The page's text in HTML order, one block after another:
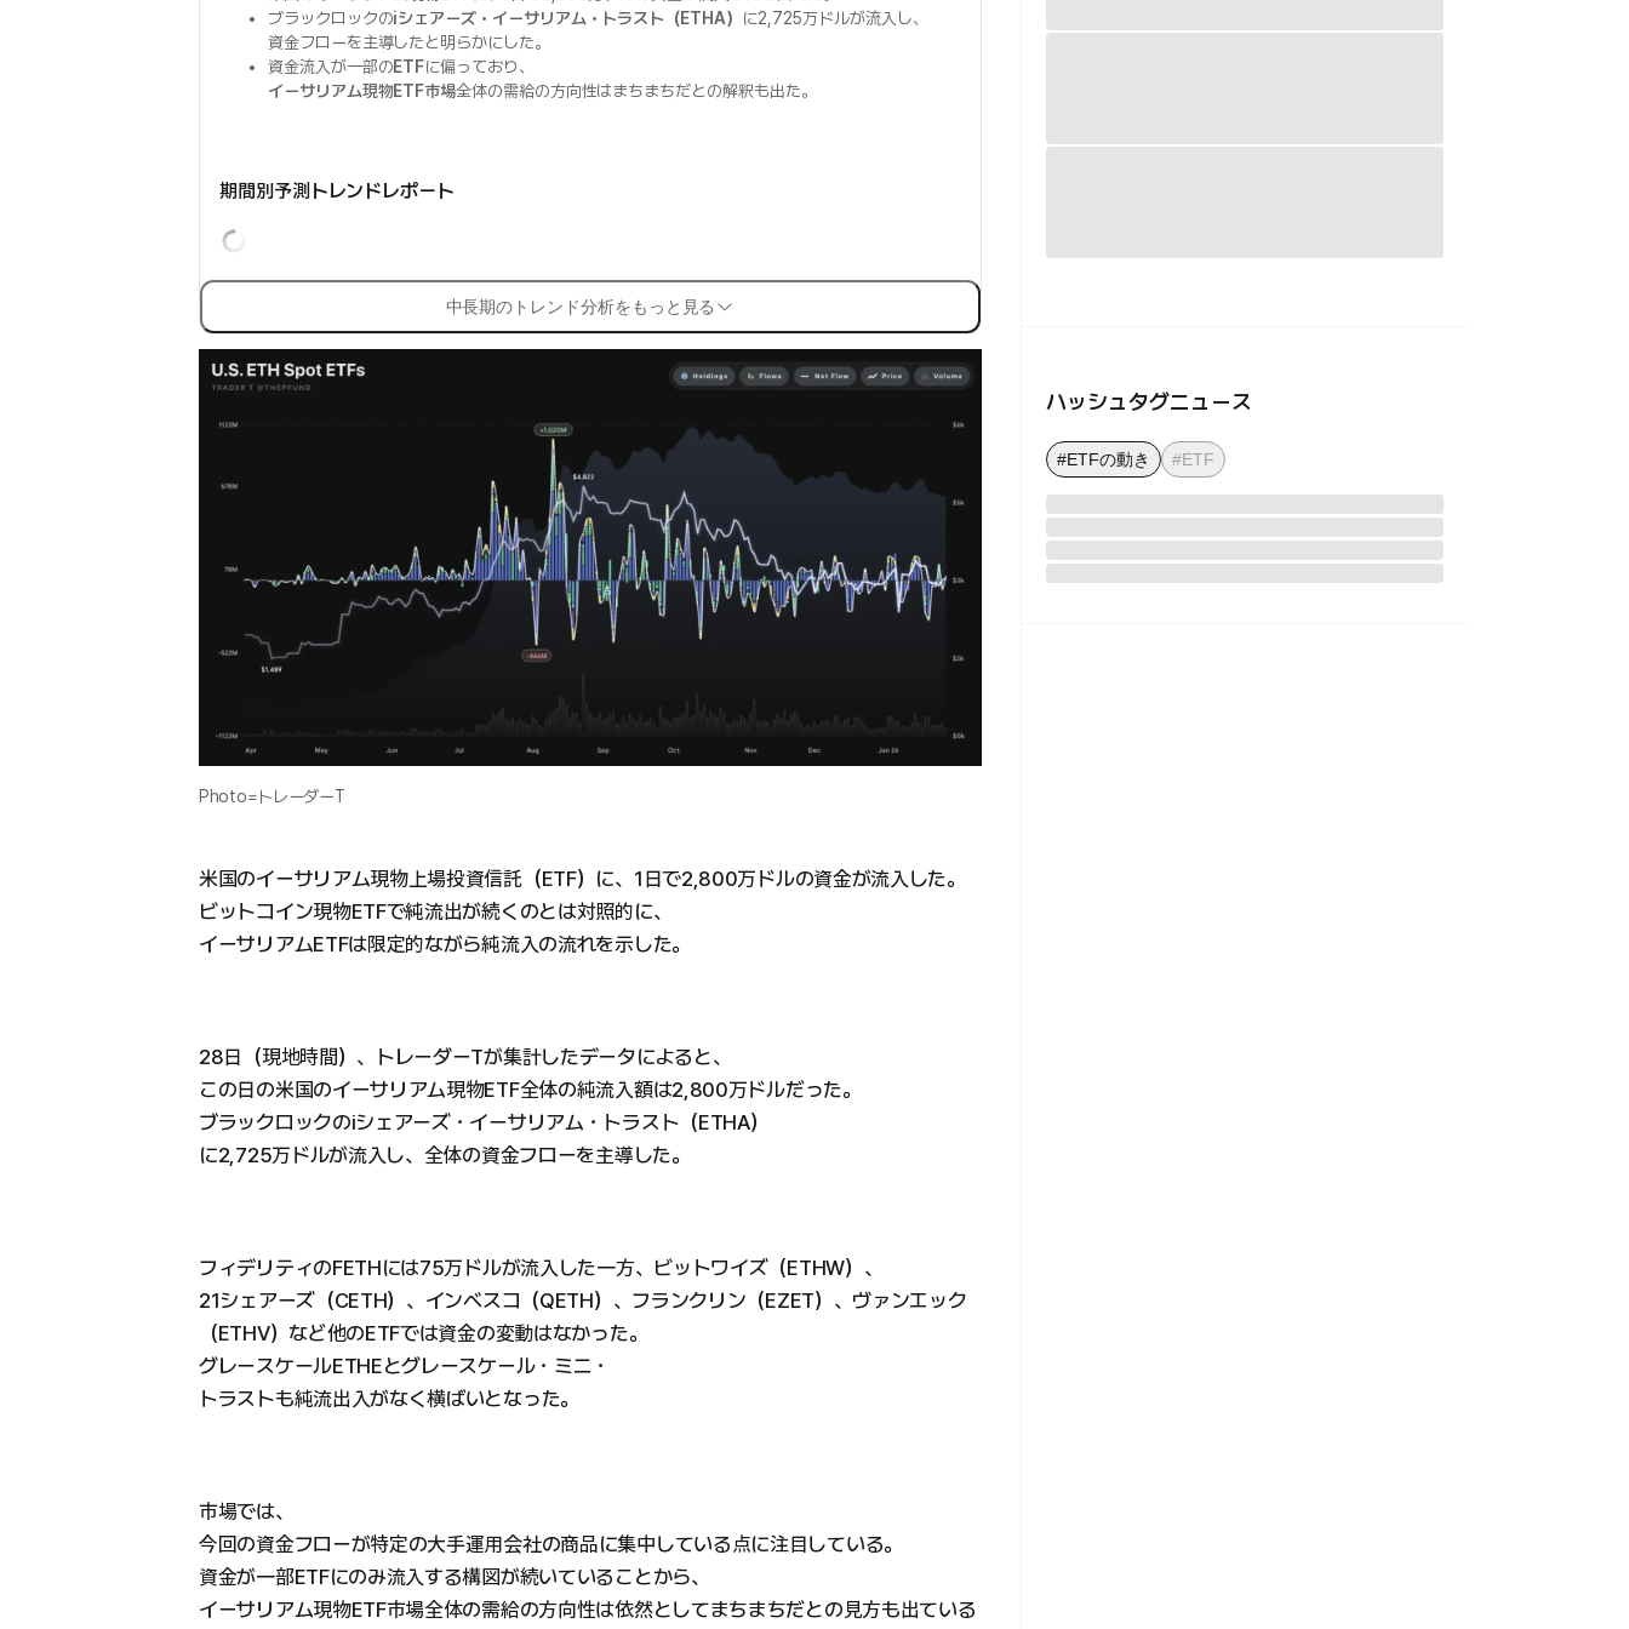
ブラックロックのiシェアーズ・イーサリアム・トラスト（ETHA）
に2,725万ドルが流入し、
資金フローを主導したと明らかにした。
資金流入が一部のETFに偏っており、
イーサリアム現物ETF市場全体の需給の方向性はまちまちだとの解釈も出た。
期間別予測トレンドレポート
中長期のトレンド分析をもっと見る
Photo=トレーダーT
米国のイーサリアム現物上場投資信託（ETF）に、1日で2,800万ドルの資金が流入した。
ビットコイン現物ETFで純流出が続くのとは対照的に、
イーサリアムETFは限定的ながら純流入の流れを示した。
28日（現地時間）、トレーダーTが集計したデータによると、
この日の米国のイーサリアム現物ETF全体の純流入額は2,800万ドルだった。
ブラックロックのiシェアーズ・イーサリアム・トラスト（ETHA）
に2,725万ドルが流入し、全体の資金フローを主導した。
フィデリティのFETHには75万ドルが流入した一方、ビットワイズ（ETHW）、
21シェアーズ（CETH）、インベスコ（QETH）、フランクリン（EZET）、ヴァンエック
（ETHV）など他のETFでは資金の変動はなかった。
グレースケールETHEとグレースケール・ミニ・
トラストも純流出入がなく横ばいとなった。
市場では、
今回の資金フローが特定の大手運用会社の商品に集中している点に注目している。
資金が一部ETFにのみ流入する構図が続いていることから、
イーサリアム現物ETF市場全体の需給の方向性は依然としてまちまちだとの見方も出ている
ハッシュタグニュース
#ETFの動き #ETF